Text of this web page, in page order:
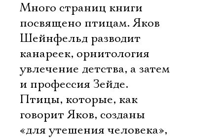
Много страниц книги
посвящено птицам. Яков
Шейнфельд разводит
канареек, орнитология 
увлечение детства, а затем
и профессия Зейде.
Птицы, которые, как
говорит Яков, созданы
«для утешения человека»,